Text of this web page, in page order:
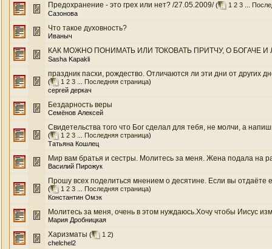
Предохранение - это грех или нет? /27.05.2009/ ( 1 2 3
Сазонова
Что такое духовность?
Иваныч
КАК МОЖНО ПОНИМАТЬ ИЛИ ТОКОВАТЬ ПРИТЧУ, О БОГАЧЕ И
Sasha Kapakli
праздник пасхи, рождество. Отличаются ли эти дни от других
( 1 2 3 Последняя страница)
сергей деркач
Бездарность веры
Семёнов Алексей
Свидетельства того что Бог сделал для тебя, не молчи, а
( 1 2 3 Последняя страница)
Татьяна Кошлец
Мир вaм брaтья и сeстры. Молитeсь зa мeня. Жeнa подaлa нa
Василий Пирожук
Прошу всех поделиться мнением о десятине. Если вы отдаёте
( 1 2 3 Последняя страница)
Константин Омэк
Молитесь за меня, очень в этом нуждаюсь.Хочу чтобы Иисус
Мария Дробницкая
Харизматы ( 1 2)
chelchel2